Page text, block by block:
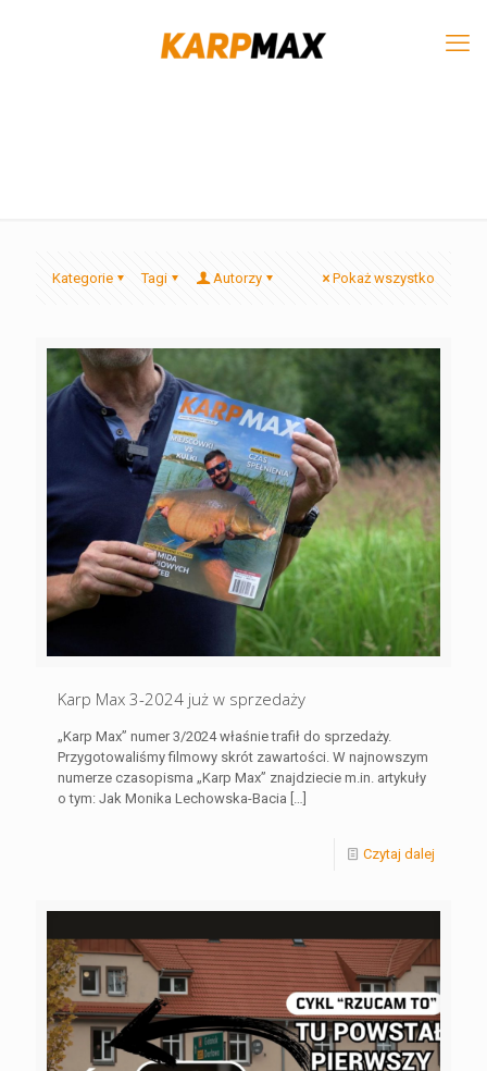
Kategorie Tagi Autorzy Pokaż wszystko
Karp Max 3-2024 już w sprzedaży
„Karp Max” numer 3/2024 właśnie trafił do sprzedaży.
Przygotowaliśmy filmowy skrót zawartości. W najnowszym
numerze czasopisma „Karp Max” znajdziecie m.in. artykuły
o tym: Jak Monika Lechowska-Bacia
Czytaj dalej